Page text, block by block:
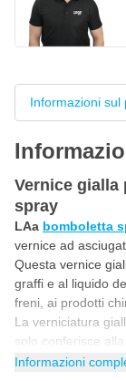
Informazioni sul
Vernice gialla
spray
LAa bomboletta
vernice ad
Questa vernice
graffi e al liquido
freni, ai prodotti
La verniciatura
solo conferisce
accattivante, ma
Informazioni